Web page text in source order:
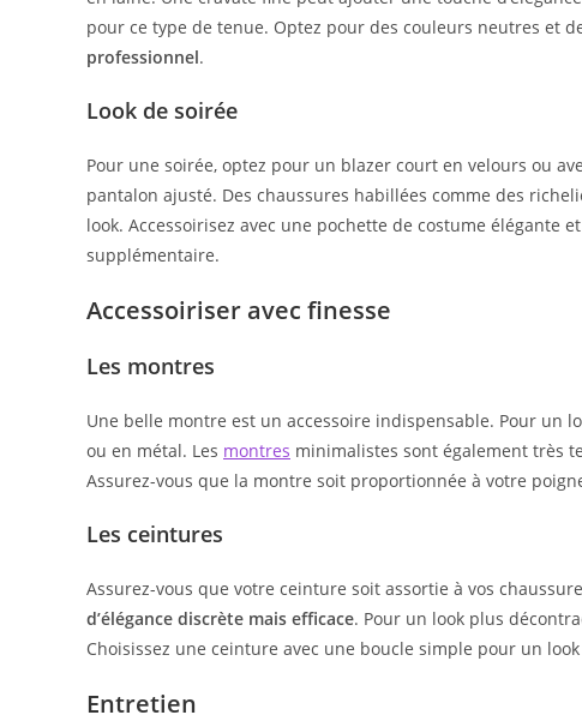
pour ce type de tenue. Optez pour des couleurs neutres et
professionnel.
Look de soirée
Pour une soirée, optez pour un blazer court en velours ou
pantalon ajusté. Des chaussures habillées comme des
look. Accessoirisez avec une pochette de costume
supplémentaire.
Accessoiriser avec finesse
Les montres
Une belle montre est un accessoire indispensable. Pour un
ou en métal. Les montres minimalistes sont également très
Assurez-vous que la montre soit proportionnée à votre
Les ceintures
Assurez-vous que votre ceinture soit assortie à vos
d’élégance discrète mais efficace. Pour un look plus
Choisissez une ceinture avec une boucle simple pour un
Entretien